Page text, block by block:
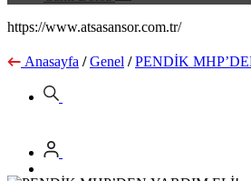
https://www.atsasansor.com.tr/
Anasayfa / Genel / PENDİK